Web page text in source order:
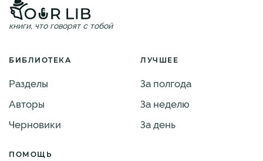
книги, что говорят с тобой
БИБЛИОТЕКА
Разделы
Авторы
Черновики
ЛУЧШЕЕ
За полгода
За неделю
За день
ПОМОЩЬ